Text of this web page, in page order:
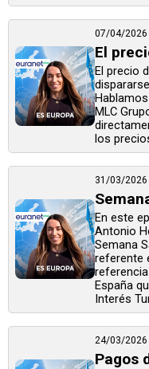
07/04/2026
El
El precio
MLC
los
31/03/2026
En este
Antonio
Semana
referente
España
Interés
24/03/2026
Pagos